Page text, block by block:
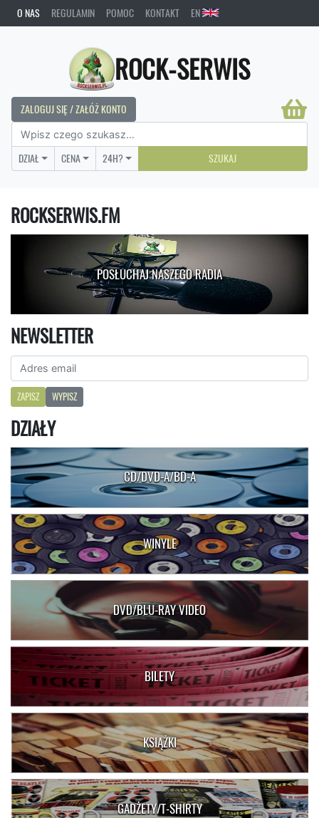
O NAS REGULAMIN POMOC KONTAKT EN
ROCK-SERWIS
ZALOGUJ SIĘ / ZAŁÓŻ KONTO
DZIAŁ CENA 24H? SZUKAJ
ROCKSERWIS.FM
POSŁUCHAJ NASZEGO RADIA
NEWSLETTER
ZAPISZ WYPISZ
DZIAŁY
CD/DVD-A/BD-A
WINYLE
DVD/BLU-RAY VIDEO
BILETY
KSIĄŻKI
GADŻETY/T-SHIRTY